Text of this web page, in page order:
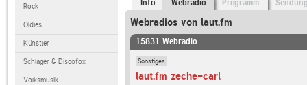
Rock
Oldies
Künstler
Schlager & Discofox
Volksmusik
Info Webradio Programm
Webradios von laut.fm
15831 Webradio
Sonstiges
laut.fm zeche-carl